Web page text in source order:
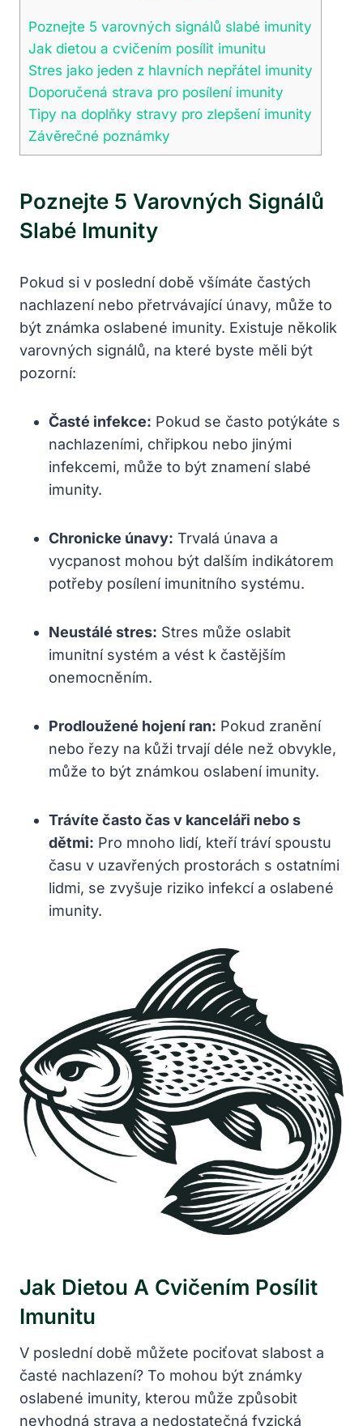
Poznejte 5 varovných signálů slabé imunity
Jak dietou a cvičením posílit imunitu
Stres jako jeden z hlavních nepřátel imunity
Doporučená strava pro posílení imunity
Tipy na doplňky stravy pro zlepšení imunity
Závěrečné poznámky
Poznejte 5 Varovných Signálů
Slabé Imunity
Pokud si v poslední době všímáte častých
nachlazení nebo přetrvávající únavy, může to
být známka oslabené imunity. Existuje několik
varovných signálů, na které byste měli být
pozorní:
Časté infekce: Pokud se často potýkáte s
nachlazeními, chřipkou nebo jinými
infekcemi, může to být znamení slabé
imunity.
Chronicke únavy: Trvalá únava a
vycpanost mohou být dalším indikátorem
potřeby posílení imunitního systému.
Neustálé stres: Stres může oslabit
imunitní systém a vést k častějším
onemocněním.
Prodloužené hojení ran: Pokud zranění
nebo řezy na kůži trvají déle než obvykle,
může to být známkou oslabení imunity.
Trávíte často čas v kanceláři nebo s
dětmi: Pro mnoho lidí, kteří tráví spoustu
času v uzavřených prostorách s ostatními
lidmi, se zvyšuje riziko infekcí a oslabené
imunity.
Jak Dietou A Cvičením Posílit
Imunitu
V poslední době můžete pociťovat slabost a
časté nachlazení? To mohou být známky
oslabené imunity, kterou může způsobit
nevhodná strava a nedostatečná fyzická